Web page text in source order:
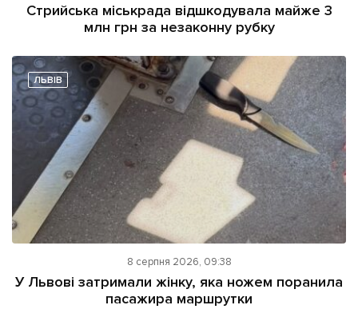
Стрийська міськрада відшкодувала майже 3
млн грн за незаконну рубку
ЛЬВІВ
8 серпня 2026, 09:38
У Львові затримали жінку, яка ножем поранила
пасажира маршрутки